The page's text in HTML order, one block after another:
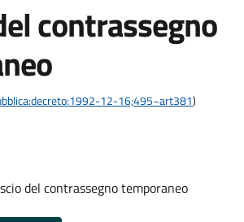
contrassegno
12-16;495~art381)
del contrassegno temporaneo